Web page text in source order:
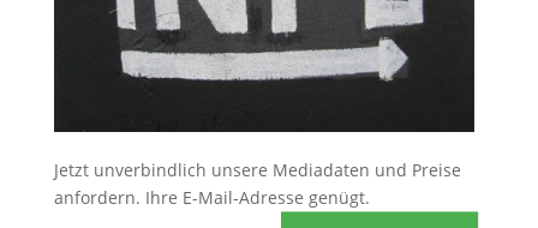
Jetzt unverbindlich unsere Mediadaten und Preise
anfordern. Ihre E-Mail-Adresse genügt.